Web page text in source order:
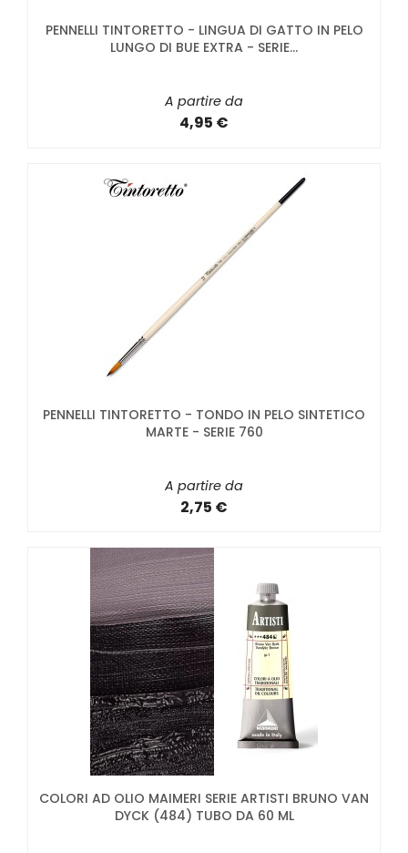
PENNELLI TINTORETTO - LINGUA DI GATTO IN PELO
LUNGO DI BUE EXTRA - SERIE...
A partire da
4,95 €
PENNELLI TINTORETTO - TONDO IN PELO SINTETICO
MARTE - SERIE 760
A partire da
2,75 €
COLORI AD OLIO MAIMERI SERIE ARTISTI BRUNO VAN
DYCK (484) TUBO DA 60 ML